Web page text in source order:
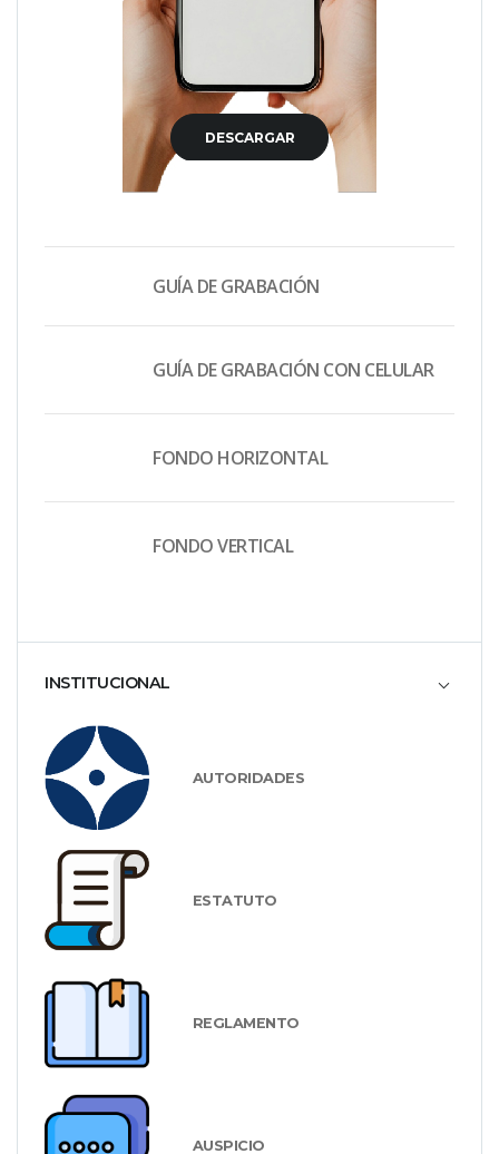
DESCARGAR
GUÍA DE GRABACIÓN
GUÍA DE GRABACIÓN CON CELULAR
FONDO HORIZONTAL
FONDO VERTICAL
INSTITUCIONAL
AUTORIDADES
ESTATUTO
REGLAMENTO
AUSPICIO